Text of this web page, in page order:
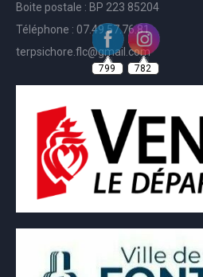
Boite postale : BP 223 85204
Téléphone : 07.49.57.76.81
terpsichore.flc@gmail.com
782